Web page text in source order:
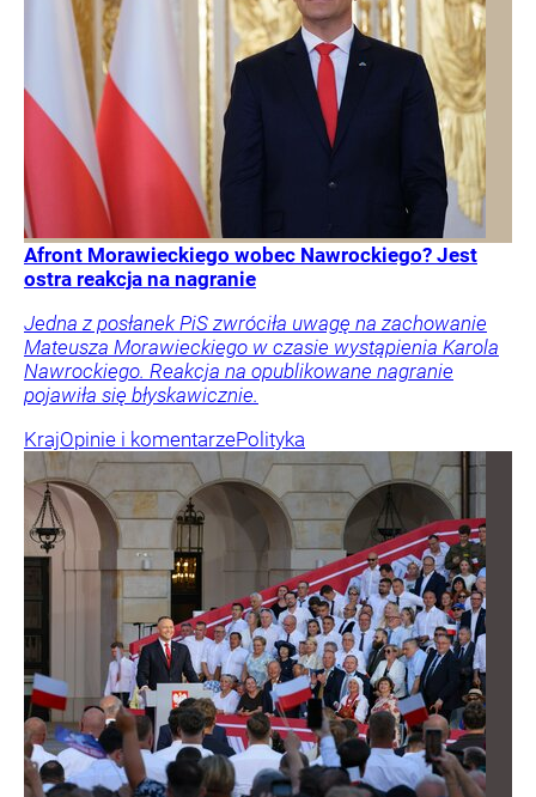
Afront Morawieckiego wobec Nawrockiego? Jest
ostra reakcja na nagranie
Jedna z posłanek PiS zwróciła uwagę na zachowanie
Mateusza Morawieckiego w czasie wystąpienia Karola
Nawrockiego. Reakcja na opublikowane nagranie
pojawiła się błyskawicznie.
KrajOpinie i komentarzePolityka